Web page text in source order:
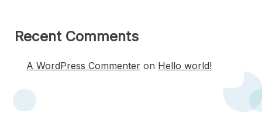
Recent Comments
A WordPress Commenter on Hello world!